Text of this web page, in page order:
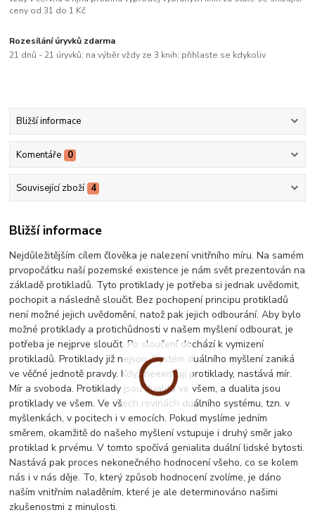
ceny od 31 do 1 Kč
Rozesílání úryvků zdarma
21 dnů - 21 úryvků; na výběr vždy ze 3 knih; přihlaste se kdykoliv
Bližší informace
Komentáře 0
Související zboží 4
Bližší informace
Nejdůležitějším cílem člověka je nalezení vnitřního míru. Na samém
prvopočátku naší pozemské existence je nám svět prezentován na
základě protikladů. Tyto protiklady je potřeba si jednak uvědomit,
pochopit a následně sloučit. Bez pochopení principu protikladů
není možné jejich uvědomění, natož pak jejich odbourání. Aby bylo
možné protiklady a protichůdnosti v našem myšlení odbourat, je
potřeba je nejprve sloučit. Po sloučení dochází k vymizení
protikladů. Protiklady již nejsou. Systém duálního myšlení zaniká
ve věčné jednotě pravdy. Když neexistují protiklady, nastává mír.
Mír a svoboda. Protiklady jsou dualita ve všem, a dualita jsou
protiklady ve všem. Ve všech rovinách duálního systému, tzn. v
myšlenkách, v pocitech i v emocích. Pokud myslíme jedním
směrem, okamžitě do našeho myšlení vstupuje i druhý směr jako
protiklad k prvému. V tomto spočívá genialita duální lidské bytosti.
Nastává pak proces nekonečného hodnocení všeho, co se kolem
nás i v nás děje. To, který způsob hodnocení zvolíme, je dáno
naším vnitřním naladěním, které je ale determinováno našimi
zkušenostmi z minulosti.